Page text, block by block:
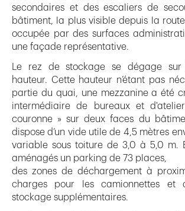
secondaires et des escaliers de
bâtiment, la plus visible depuis la
occupée par des surfaces
une façade représentative.
Le rez de stockage se dégage
hauteur. Cette hauteur n’étant pas
partie du quai, une mezzanine a été
intermédiaire de bureaux et
couronne » sur deux faces du
dispose d’un vide utile de 4,5 mètres
variable sous toiture de 3,0 à 5,0 m.
aménagés un parking de 73 places,
des zones de déchargement à
charges pour les camionnettes et
stockage supplémentaires.